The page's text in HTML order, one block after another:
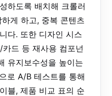
하도록 배치해 크롤러
게 하고, 중복 콘텐츠
다. 또한 디자인 시스
드 등 재사용 컴포넌
유지보수성을 높이는
로 A/B 테스트를 통해
블, 제품 비교 표의 순